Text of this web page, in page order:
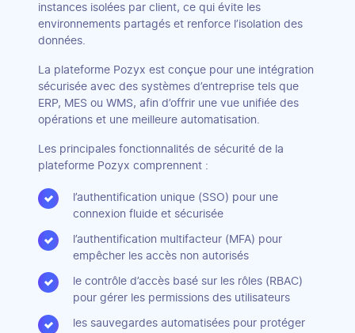
instances isolées par client, ce qui évite les
environnements partagés et renforce l’isolation des
données.
La plateforme Pozyx est conçue pour une intégration
sécurisée avec des systèmes d’entreprise tels que
ERP, MES ou WMS, afin d’offrir une vue unifiée des
opérations et une meilleure automatisation.
Les principales fonctionnalités de sécurité de la
plateforme Pozyx comprennent :
l’authentification unique (SSO) pour une
connexion fluide et sécurisée
l’authentification multifacteur (MFA) pour
empêcher les accès non autorisés
le contrôle d’accès basé sur les rôles (RBAC)
pour gérer les permissions des utilisateurs
les sauvegardes automatisées pour protéger